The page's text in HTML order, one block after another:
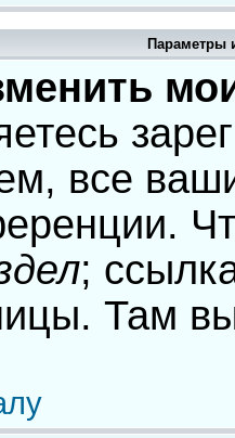
Параметры
все
;
Там